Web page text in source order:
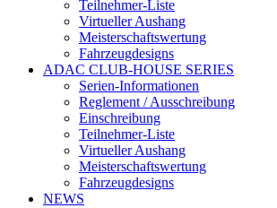
Teilnehmer-Liste
Virtueller Aushang
Meisterschaftswertung
Fahrzeugdesigns
ADAC CLUB-HOUSE SERIES
Serien-Informationen
Reglement / Ausschreibung
Einschreibung
Teilnehmer-Liste
Virtueller Aushang
Meisterschaftswertung
Fahrzeugdesigns
NEWS